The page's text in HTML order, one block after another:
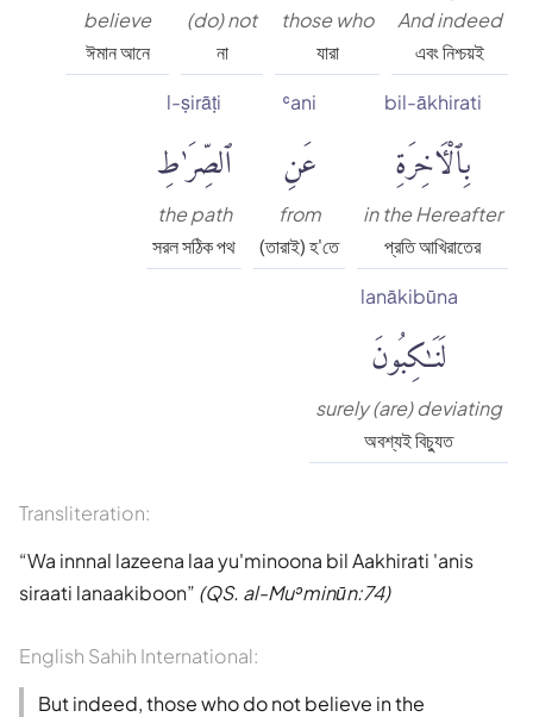
And indeed
এবং নিশ্চয়ই
those who
যারা
(do) not
না
believe
ঈমান আনে
bil-ākhirati
بِٱلْءَاخِرَةِ
in the Hereafter
প্রতি আখিরাতের
ʿani
عَنِ
from
(তারাই) হ'তে
l-ṣirāṭi
ٱلصِّرَٰطِ
the path
সরল সঠিক পথ
lanākibūna
لَنَٰكِبُونَ
surely (are) deviating
অবশ্যই বিচ্যুত
Transliteration:
Wa innnal lazeena laa yu'minoona bil Aakhirati 'anis
siraati lanaakiboon (QS. al-Muʾminūn:74)
English Sahih International:
But indeed, those who do not believe in the